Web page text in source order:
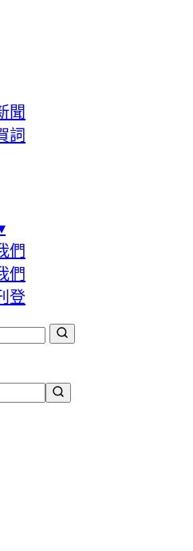
聞
詞
們
們
登